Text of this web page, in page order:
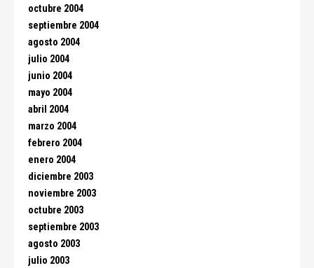
octubre 2004
septiembre 2004
agosto 2004
julio 2004
junio 2004
mayo 2004
abril 2004
marzo 2004
febrero 2004
enero 2004
diciembre 2003
noviembre 2003
octubre 2003
septiembre 2003
agosto 2003
julio 2003